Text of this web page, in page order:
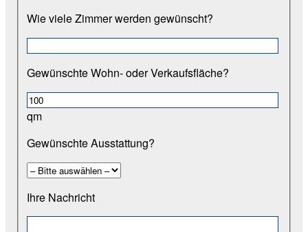
Wie viele Zimmer werden gewünscht?
Gewünschte Wohn- oder Verkaufsfläche?
qm
Gewünschte Ausstattung?
Ihre Nachricht